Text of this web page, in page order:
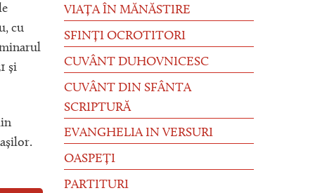
cu
și
VIAȚA ÎN MĂNĂSTIRE
SFINȚI OCROTITORI
CUVÂNT DUHOVNICESC
CUVÂNT DIN SFÂNTA
SCRIPTURĂ
EVANGHELIA IN VERSURI
OASPEȚI
PARTITURI